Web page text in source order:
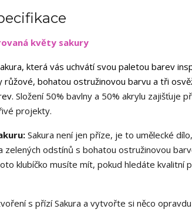
květy sakury
která vás uchvátí svou paletou barev
bohatou ostružinovou barvu a tři
Složení 50% bavlny a 50% akrylu zajišťuje
projekty.
Sakura není jen příze, je to umělecké
zelených odstínů s bohatou ostružinovou
klubíčko musíte mít, pokud hledáte kvalitní
s přízí Sakura a vytvořte si něco